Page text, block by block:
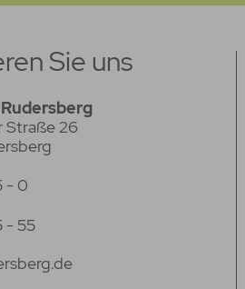
Sie uns
Straße 26
- 0
- 55